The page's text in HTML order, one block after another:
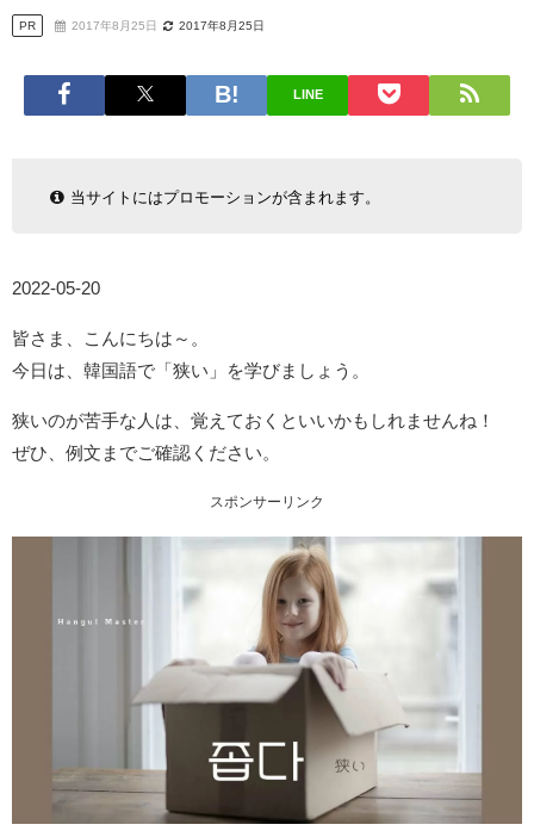
PR 2017年8月25日 2017年8月25日
LINE
当サイトにはプロモーションが含まれます。
2022-05-20
皆さま、こんにちは～。
今日は、韓国語で「狭い」を学びましょう。
狭いのが苦手な人は、覚えておくといいかもしれませんね！
ぜひ、例文までご確認ください。
スポンサーリンク